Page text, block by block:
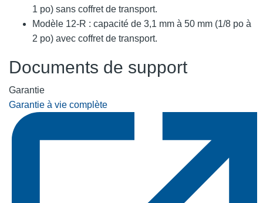
1 po) sans coffret de transport.
Modèle 12-R : capacité de 3,1 mm à 50 mm (1/8 po à
2 po) avec coffret de transport.
Documents de support
Garantie
Garantie à vie complète